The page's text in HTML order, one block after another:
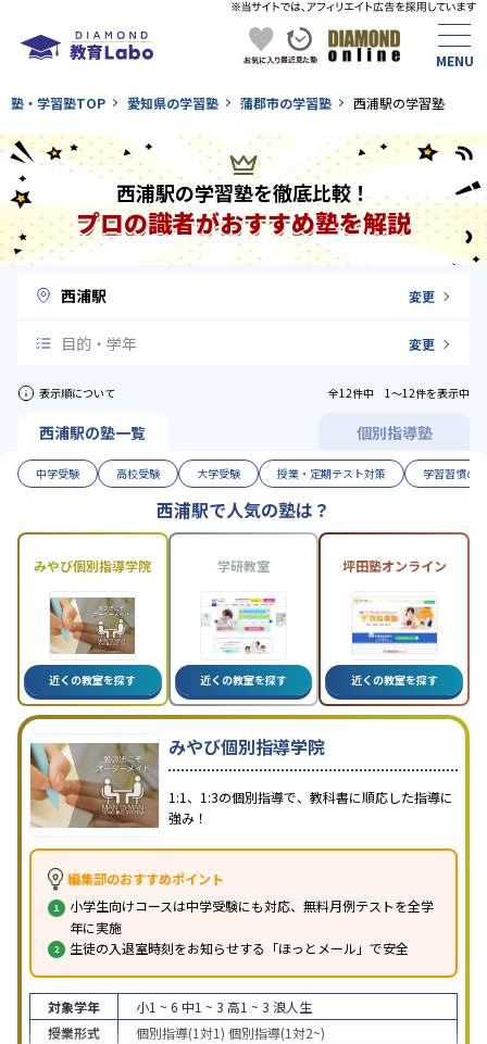
塾・学習塾TOP 愛知県の学習塾 蒲郡市の学習塾 西浦駅の学習塾
西浦駅の学習塾を徹底比較！
プロの識者がおすすめ塾を解説
西浦駅 変更
目的・学年 変更
表示順について 全12件中 1〜12件を表示中
西浦駅の塾一覧 個別指導塾
中学受験 高校受験 大学受験 授業・定期テスト対策 学習習慣の
西浦駅で人気の塾は？
みやび個別指導学院
近くの教室を探す
学研教室
近くの教室を探す
坪田塾オンライン
近くの教室を探す
みやび個別指導学院
1:1、1:3の個別指導で、教科書に順応した指導に
強み！
編集部のおすすめポイント
小学生向けコースは中学受験にも対応、無料月例テストを全学
年に実施
生徒の入退室時刻をお知らせする「ほっとメール」で安全
対象学年 小1 ~ 6 中1 ~ 3 高1 ~ 3 浪人生
授業形式
個別指導(1対1) 個別指導(1対2~)